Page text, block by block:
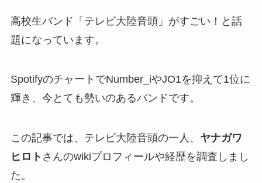
高校生バンド「テレビ大陸音頭」がすごい！と話
題になっています。
SpotifyのチャートでNumber_iやJO1を抑えて1位に
輝き、今とても勢いのあるバンドです。
この記事では、テレビ大陸音頭の一人、 ヤナガワ
ヒロト さんのwikiプロフィールや経歴を調査しまし
た。